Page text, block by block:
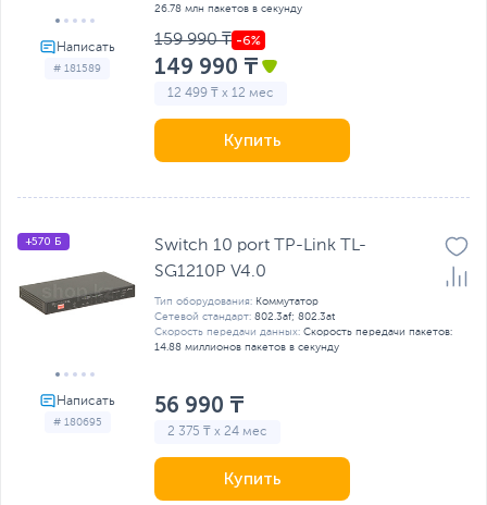
# 181589
26.78 млн пакетов в секунду
159 990 ₸
149 990 ₸
12 499 ₸ x 12 мес
Купить
# 180695
+570 Б
Switch 10 port TP-Link TL-
SG1210P V4.0
Тип оборудования: Коммутатор
Сетевой стандарт: 802.3af; 802.3at
Скорость передачи данных: Скорость передачи пакетов:
14.88 миллионов пакетов в секунду
56 990 ₸
2 375 ₸ x 24 мес
Купить